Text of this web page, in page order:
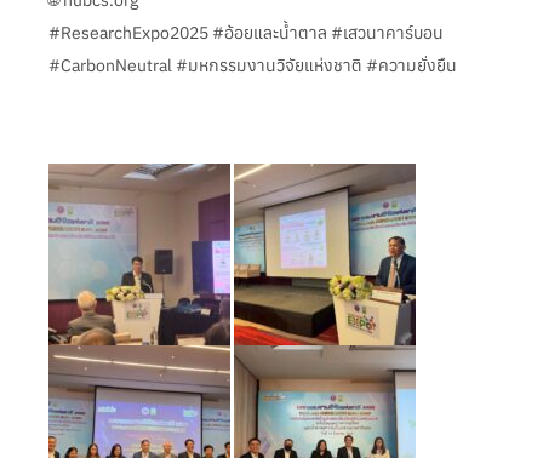
#ResearchExpo2025 #อ้อยและน้ำตาล #เสวนาคาร์บอน
#CarbonNeutral #มหกรรมงานวิจัยแห่งชาติ #ความยั่งยืน